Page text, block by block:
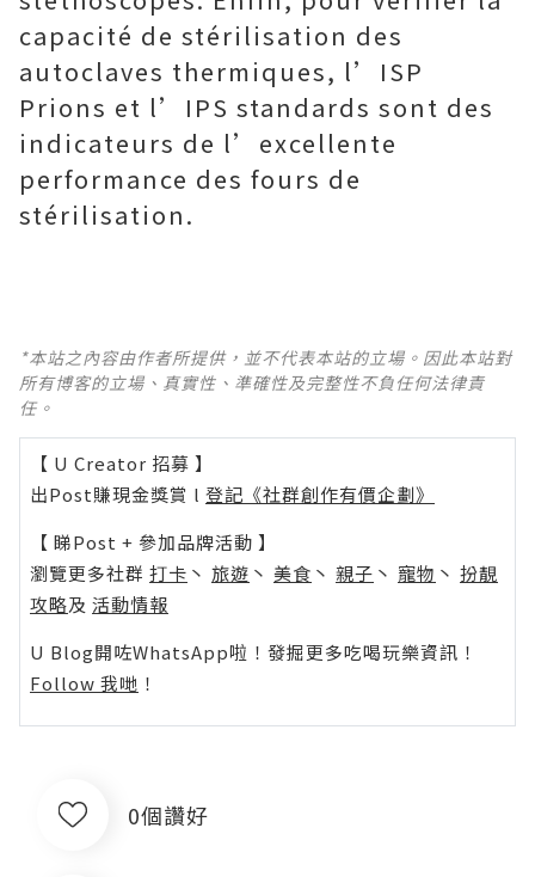
capacité de stérilisation des
autoclaves thermiques, l’ISP
Prions et l’IPS standards sont des
indicateurs de l’excellente
performance des fours de
stérilisation.
*本站之內容由作者所提供，並不代表本站的立場。因此本站對
所有博客的立場、真實性、準確性及完整性不負任何法律責
任。
【 U Creator 招募 】
出Post賺現金獎賞 l 登記《社群創作有價企劃》
【 睇Post + 參加品牌活動 】
瀏覽更多社群 打卡 丶 旅遊 丶 美食 丶 親子 丶 寵物 丶 扮靚
攻略及 活動情報
U Blog開咗WhatsApp啦！發掘更多吃喝玩樂資訊！
Follow 我哋 ！
0個讚好